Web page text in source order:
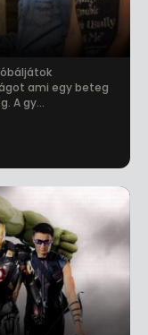
ami egy beteg
A gy...